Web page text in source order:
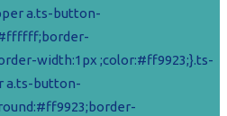
je:
11,52 €.
a.ts-button-
width:1px ;color:#ff9923;}.ts-
a.ts-button-